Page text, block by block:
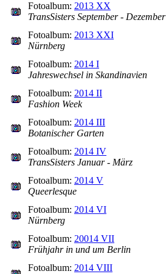
Fotoalbum: 2013 XX
TransSisters September - Dezember
Fotoalbum: 2013 XXI
Nürnberg
Fotoalbum: 2014 I
Jahreswechsel in Skandinavien
Fotoalbum: 2014 II
Fashion Week
Fotoalbum: 2014 III
Botanischer Garten
Fotoalbum: 2014 IV
TransSisters Januar - März
Fotoalbum: 2014 V
Queerlesque
Fotoalbum: 2014 VI
Nürnberg
Fotoalbum: 20014 VII
Frühjahr in und um Berlin
Fotoalbum: 2014 VIII